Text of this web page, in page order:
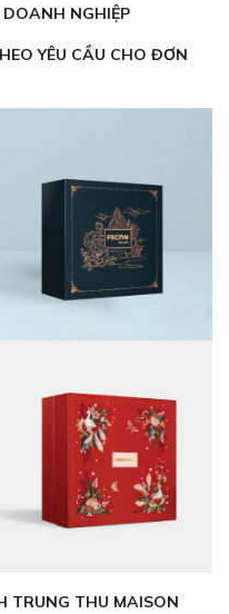
NGHIỆP
YÊU CẦU CHO ĐƠN
TRUNG THU MAISON